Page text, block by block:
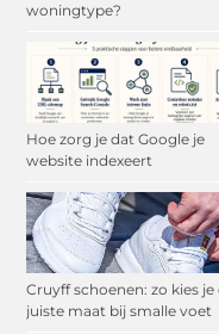
woningtype?
Hoe zorg je dat Google je
website indexeert
Cruyff schoenen: zo kies je
juiste maat bij smalle voet